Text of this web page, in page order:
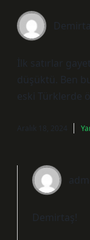
İlk satırlar
düşüktü. Ben
eski Türklerde
Aralık 18, 2024
Demirtaş!